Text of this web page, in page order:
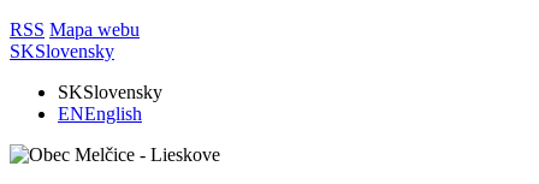
RSS Mapa webu
SKSlovensky
SKSlovensky
ENEnglish